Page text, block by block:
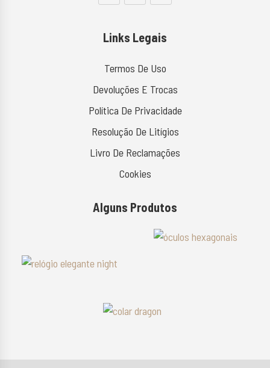
Links Legais
Termos De Uso
Devoluções E Trocas
Política De Privacidade
Resolução De Litígios
Livro De Reclamações
Cookies
Alguns Produtos